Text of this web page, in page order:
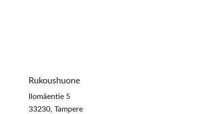
Rukoushuone
Ilomäentie 5
33230, Tampere